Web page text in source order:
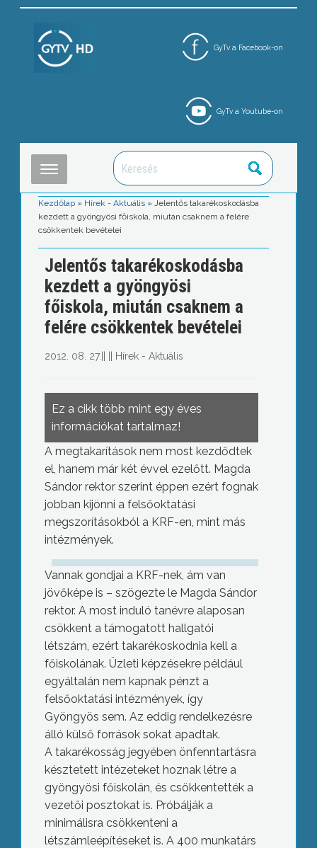
GyTv a Facebook-on
GyTv a Youtube-on
Kezdőlap » Hírek - Aktuális »Jelentős takarékoskodásba
kezdett a gyöngyösi főiskola, miután csaknem a felére
csökkentek bevételei
Jelentős takarékoskodásba
kezdett a gyöngyösi
főiskola, miután csaknem a
felére csökkentek bevételei
2012. 08. 27. Hírek - Aktuális
Ez a cikk több mint egy éves
információkat tartalmaz!
A megtakarítások nem most kezdődtek
el, hanem már két évvel ezelőtt. Magda
Sándor rektor szerint éppen ezért fognak
jobban kijönni a felsőoktatási
megszorításokból a KRF-en, mint más
intézmények.
Vannak gondjai a KRF-nek, ám van
jövőképe is – szögezte le Magda Sándor
rektor. A most induló tanévre alaposan
csökkent a támogatott hallgatói
létszám, ezért takarékoskodnia kell a
főiskolának. Üzleti képzésekre például
egyáltalán nem kapnak pénzt a
felsőoktatási intézmények, így
Gyöngyös sem. Az eddig rendelkezésre
álló külső források sokat apadtak.
A takarékosság jegyében önfenntartásra
késztetett intézeteket hoznak létre a
gyöngyösi főiskolán, és csökkentették a
vezetői posztokat is. Próbálják a
minimálisra csökkenteni a
létszámleépítéseket is. A 400 munkatárs